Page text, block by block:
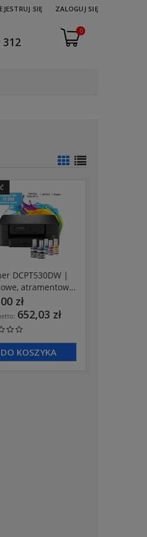
SIĘ ZALOGUJ SIĘ
312
0
DCPT530DW |
atramentowe
A4 z
i WiFi
zł
652,03 zł
DO KOSZYKA